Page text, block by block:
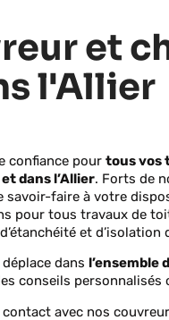
et
l'Allier
confiance pour tous vos
dans l’Allier. Forts de
faire à votre
pour tous travaux de
et d’isolation
dans l’ensemble
conseils personnalisés
avec nos